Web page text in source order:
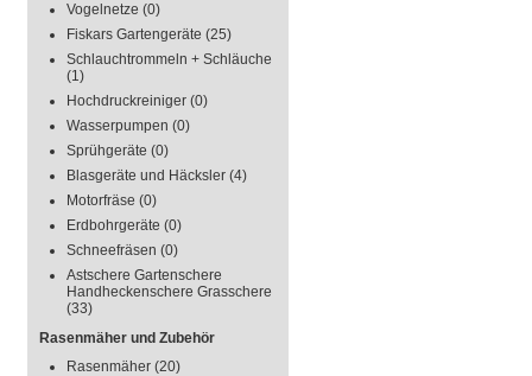
Vogelnetze (0)
Fiskars Gartengeräte (25)
Schlauchtrommeln + Schläuche
(1)
Hochdruckreiniger (0)
Wasserpumpen (0)
Sprühgeräte (0)
Blasgeräte und Häcksler (4)
Motorfräse (0)
Erdbohrgeräte (0)
Schneefräsen (0)
Astschere Gartenschere
Handheckenschere Grasschere
(33)
Rasenmäher und Zubehör
Rasenmäher (20)